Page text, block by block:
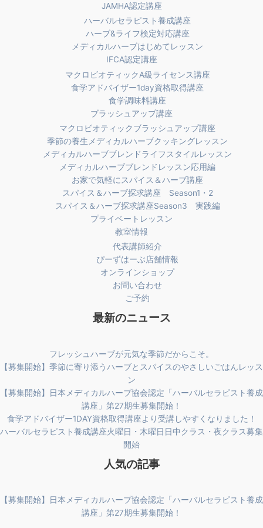
JAMHA認定講座
ハーバルセラピスト養成講座
ハーブ&ライフ検定対応講座
メディカルハーブはじめてレッスン
IFCA認定講座
マクロビオティックA級ライセンス講座
食学アドバイザー1day資格取得講座
食学調味料講座
ブラッシュアップ講座
マクロビオティックブラッシュアップ講座
季節の養生メディカルハーブクッキングレッスン
メディカルハーブブレンドライフスタイルレッスン
メディカルハーブブレンドレッスン応用編
お家で気軽にスパイス＆ハーブ講座
スパイス＆ハーブ探求講座 Season1・2
スパイス＆ハーブ探求講座Season3 実践編
プライベートレッスン
教室情報
代表講師紹介
ぴーずはーぶ店舗情報
オンラインショップ
お問い合わせ
ご予約
最新のニュース
フレッシュハーブが元気な季節だからこそ。
【募集開始】季節に寄り添うハーブとスパイスのやさしいごはんレッス
ン
【募集開始】日本メディカルハーブ協会認定「ハーバルセラピスト養成
講座」第27期生募集開始！
食学アドバイザー1DAY資格取得講座より受講しやすくなりました！
ハーバルセラピスト養成講座火曜日・木曜日日中クラス・夜クラス募集
開始
人気の記事
【募集開始】日本メディカルハーブ協会認定「ハーバルセラピスト養成
講座」第27期生募集開始！